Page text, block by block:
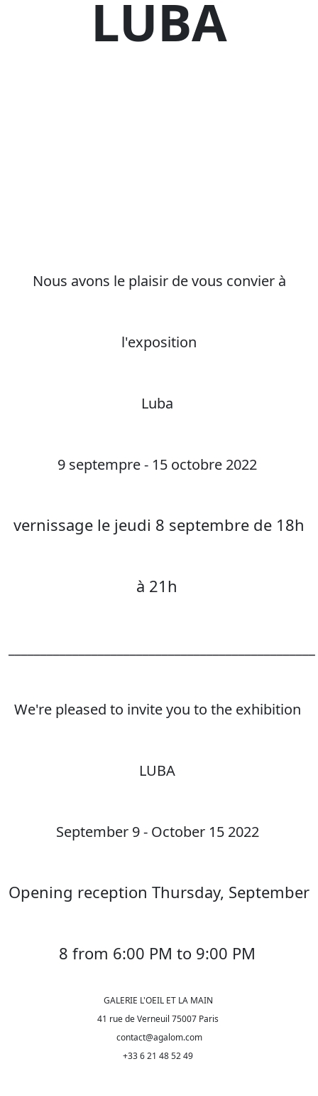
LUBA
Nous avons le plaisir de vous convier à
l'exposition
Luba
9 septempre - 15 octobre 2022
vernissage le jeudi 8 septembre de 18h
à 21h
We're pleased to invite you to the exhibition
LUBA
September 9 - October 15 2022
Opening reception Thursday, September
8 from 6:00 PM to 9:00 PM
GALERIE L'OEIL ET LA MAIN
41 rue de Verneuil 75007 Paris
contact@agalom.com
+33 6 21 48 52 49